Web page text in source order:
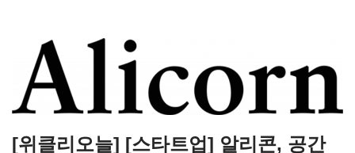
[위클리오늘] [스타트업] 알리콘, 공간